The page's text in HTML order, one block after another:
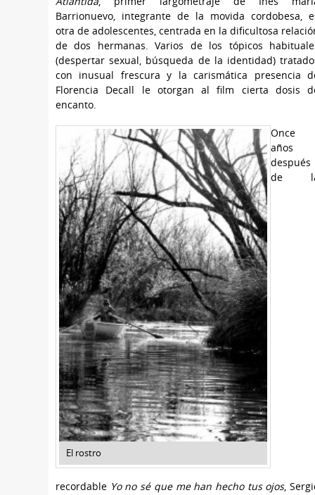
Barrionuevo, integrante de la movida cordobesa,
otra de adolescentes, centrada en la dificultosa
de dos hermanas. Varios de los tópicos
(despertar sexual, búsqueda de la identidad)
con inusual frescura y la carismática presencia
Florencia Decall le otorgan al film cierta dosis
encanto.
El rostro
Once
años
después
de
recordable Yo no sé que me han hecho tus ojos,